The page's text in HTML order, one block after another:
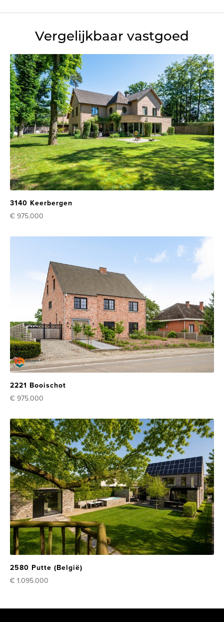
Vergelijkbaar vastgoed
3140 Keerbergen
€ 975.000
2221 Booischot
€ 975.000
2580 Putte (België)
€ 1.095.000